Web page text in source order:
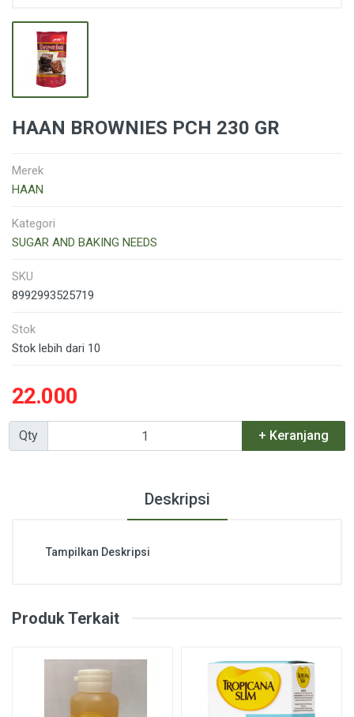
HAAN BROWNIES PCH 230 GR
Merek
HAAN
Kategori
SUGAR AND BAKING NEEDS
SKU
8992993525719
Stok
Stok lebih dari 10
22.000
Qty + Keranjang
Deskripsi
Tampilkan Deskripsi
Produk Terkait